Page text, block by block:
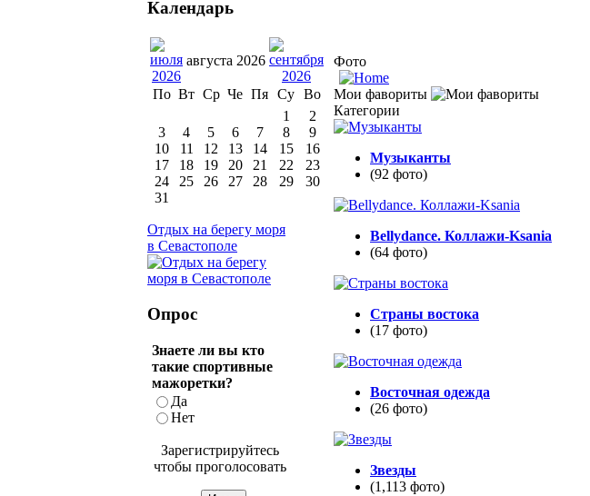
Фото
Мои фавориты
Категории
Музыканты
(92 фото)
Bellydance. Коллажи-Ksania
(64 фото)
Страны востока
(17 фото)
Восточная одежда
(26 фото)
Звезды
(1,113 фото)
Календарь
августа 2026
По Вт Ср Че Пя Су Во
1
2
3
4 5 6 7 8
9
10
11 12 13 14 15
16
17
18 19 20 21 22
23
24
25 26 27 28 29
30
31
Отдых на берегу моря
в Севастополе
Опрос
Знаете ли вы кто
такие спортивные
мажоретки?
Да
Нет
Зарегистрируйтесь
чтобы проголосовать